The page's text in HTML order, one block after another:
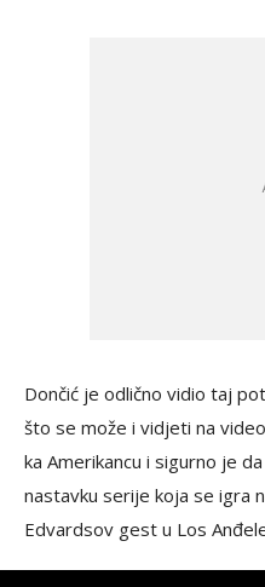
Dončić je odlično vidio taj
što se može i vidjeti na
ka Amerikancu i sigurno je
nastavku serije koja se igra
Edvardsov gest u Los